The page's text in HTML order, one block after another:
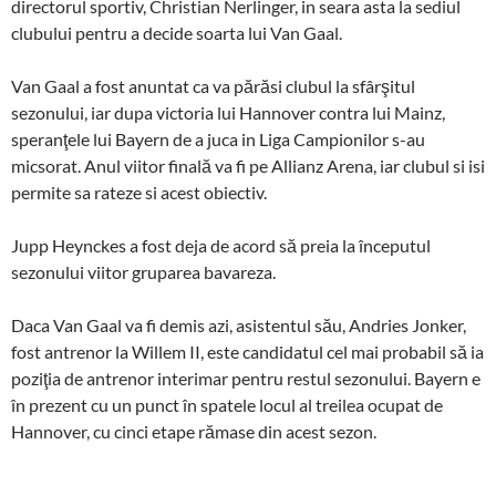
directorul sportiv, Christian Nerlinger, in seara asta la sediul
clubului pentru a decide soarta lui Van Gaal.
Van Gaal a fost anuntat ca va părăsi clubul la sfârşitul
sezonului, iar dupa victoria lui Hannover contra lui Mainz,
speranţele lui Bayern de a juca in Liga Campionilor s-au
micsorat. Anul viitor finală va fi pe Allianz Arena, iar clubul si isi
permite sa rateze si acest obiectiv.
Jupp Heynckes a fost deja de acord să preia la începutul
sezonului viitor gruparea bavareza.
Daca Van Gaal va fi demis azi, asistentul său, Andries Jonker,
fost antrenor la Willem II, este candidatul cel mai probabil să ia
poziţia de antrenor interimar pentru restul sezonului. Bayern e
în prezent cu un punct în spatele locul al treilea ocupat de
Hannover, cu cinci etape rămase din acest sezon.